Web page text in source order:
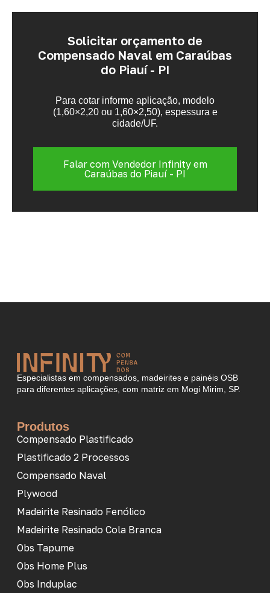
Solicitar orçamento de
Compensado Naval em Caraúbas
do Piauí - PI
Para cotar informe aplicação, modelo
(1,60×2,20 ou 1,60×2,50), espessura e
cidade/UF.
Falar com Vendedor Infinity em
Caraúbas do Piauí - PI
Especialistas em compensados, madeirites e painéis OSB
para diferentes aplicações, com matriz em Mogi Mirim, SP.
Produtos
Compensado Plastificado
Plastificado 2 Processos
Compensado Naval
Plywood
Madeirite Resinado Fenólico
Madeirite Resinado Cola Branca
Obs Tapume
Obs Home Plus
Obs Induplac